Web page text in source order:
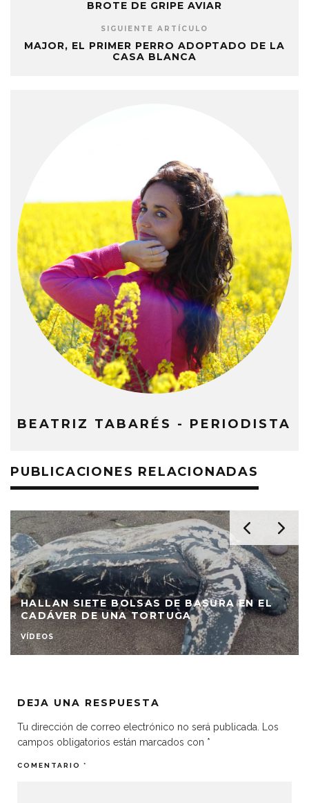
BROTE DE GRIPE AVIAR
SIGUIENTE ARTÍCULO
MAJOR, EL PRIMER PERRO ADOPTADO DE LA
CASA BLANCA
BEATRIZ TABARÉS - PERIODISTA
PUBLICACIONES RELACIONADAS
HALLAN SIETE BOLSAS DE BASURA EN EL
CADÁVER DE UNA TORTUGA
VÍDEOS
DEJA UNA RESPUESTA
Tu dirección de correo electrónico no será publicada.
Los
campos obligatorios están marcados con *
COMENTARIO *